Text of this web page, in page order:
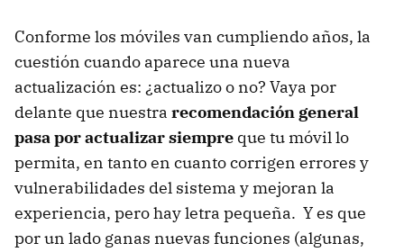
Conforme los móviles van cumpliendo años, la
cuestión cuando aparece una nueva
actualización es: ¿actualizo o no? Vaya por
delante que nuestra recomendación general
pasa por actualizar siempre que tu móvil lo
permita, en tanto en cuanto corrigen errores y
vulnerabilidades del sistema y mejoran la
experiencia, pero hay letra pequeña. Y es que
por un lado ganas nuevas funciones (algunas,